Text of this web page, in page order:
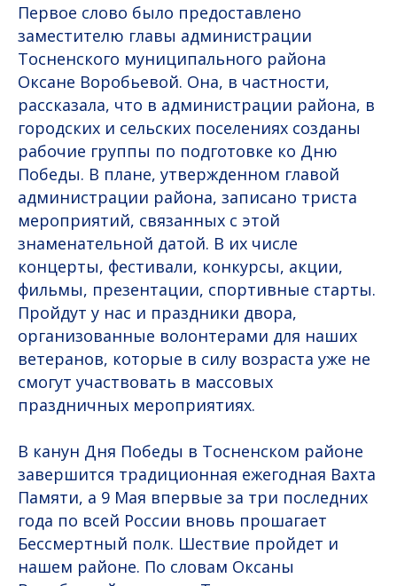
Первое слово было предоставлено
заместителю главы администрации
Тосненского муниципального района
Оксане Воробьевой. Она, в частности,
рассказала, что в администрации района, в
городских и сельских поселениях созданы
рабочие группы по подготовке ко Дню
Победы. В плане, утвержденном главой
администрации района, записано триста
мероприятий, связанных с этой
знаменательной датой. В их числе
концерты, фестивали, конкурсы, акции,
фильмы, презентации, спортивные старты.
Пройдут у нас и праздники двора,
организованные волонтерами для наших
ветеранов, которые в силу возраста уже не
смогут участвовать в массовых
праздничных мероприятиях.
В канун Дня Победы в Тосненском районе
завершится традиционная ежегодная Вахта
Памяти, а 9 Мая впервые за три последних
года по всей России вновь прошагает
Бессмертный полк. Шествие пройдет и
нашем районе. По словам Оксаны